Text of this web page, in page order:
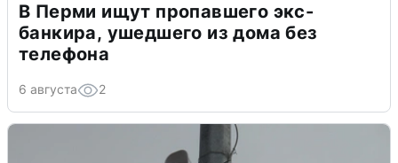
В Перми ищут пропавшего экс-
банкира, ушедшего из дома без
телефона
6 августа 2